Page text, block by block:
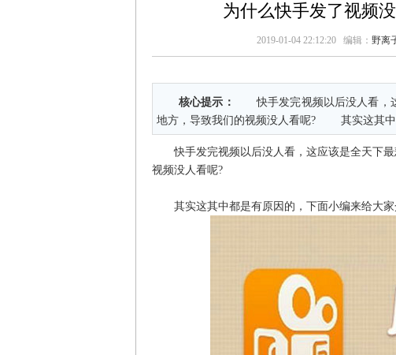
为什么快手发了视频
2019-01-04 22:12:20 编辑： 野离
核心提示：
快手发完视频以后没人看，这
地方，导致我们的视频没人看呢? 其实这其中
快手发完视频以后没人看，这应该是全天下最
视频没人看呢?
其实这其中都是有原因的，下面小编来给大家